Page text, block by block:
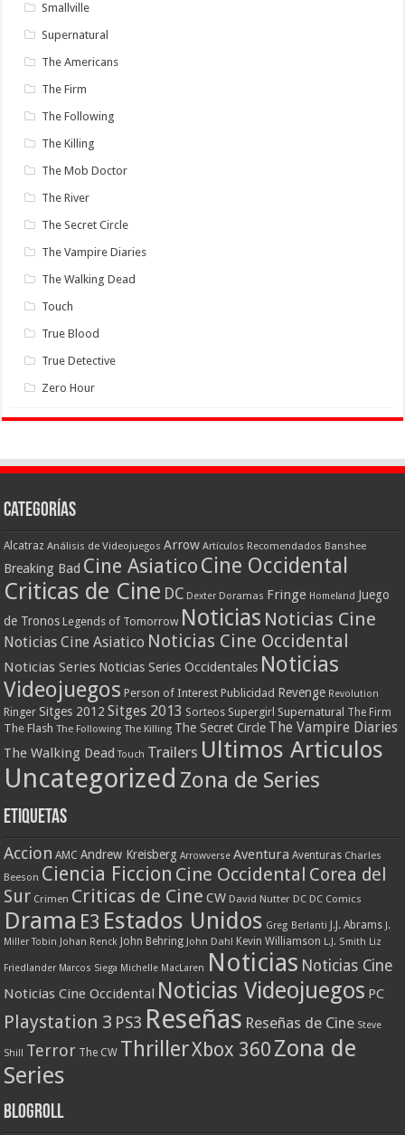
Smallville
Supernatural
The Americans
The Firm
The Following
The Killing
The Mob Doctor
The River
The Secret Circle
The Vampire Diaries
The Walking Dead
Touch
True Blood
True Detective
Zero Hour
Categorías
Alcatraz Análisis de Videojuegos Arrow Artículos Recomendados Banshee
Breaking Bad Cine AsiaticoCine Occidental
Criticas de Cine DC Dexter Doramas Fringe Homeland Juego
de Tronos Legends of Tomorrow Noticias Noticias Cine
Noticias Cine Asiatico Noticias Cine Occidental
Noticias Series Noticias Series Occidentales Noticias
Videojuegos Person of Interest Publicidad Revenge Revolution
Ringer Sitges 2012 Sitges 2013 Sorteos Supergirl Supernatural The Firm
The Flash The Following The Killing The Secret Circle The Vampire Diaries
The Walking Dead Touch Trailers Ultimos Articulos
Uncategorized Zona de Series
Etiquetas
Accion AMC Andrew Kreisberg Arrowverse Aventura Aventuras Charles
Beeson Ciencia Ficcion Cine Occidental Corea del
Sur Crimen Criticas de Cine CW David Nutter DC DC Comics
Drama E3 Estados Unidos Greg Berlanti J.J. Abrams J.
Miller Tobin
Johan Renck John Behring John Dahl Kevin Williamson L.J. Smith Liz
Friedlander Marcos Siega Michelle MacLaren Noticias Noticias Cine
Noticias Cine Occidental Noticias Videojuegos PC
Playstation 3 PS3 Reseñas Reseñas de Cine Steve
Shill Terror The CW ThrillerXbox 360 Zona de
Series
Blogroll